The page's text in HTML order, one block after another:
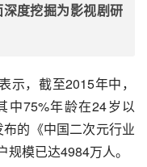
度挖掘为影视剧研
示，截至2015年中，
中75%年龄在24岁以
的《中国二次元行业
模已达4984万人。